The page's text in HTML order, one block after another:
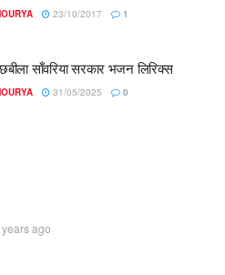
23/10/2017 1
साँवरिया सरकार भजन लिरिक्स
31/05/2025 0
ago